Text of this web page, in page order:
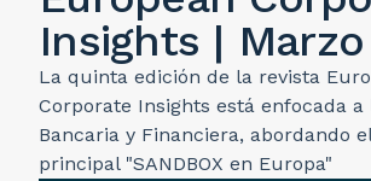
Insights |
La quinta edición de la revista
Corporate Insights está enfocada
Bancaria y Financiera, abordando
principal "SANDBOX en Europa"